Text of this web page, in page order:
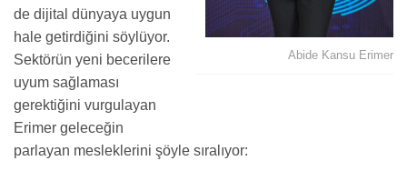
Abide Kansu Erimer
de dijital dünyaya uygun
hale getirdiğini söylüyor.
Sektörün yeni becerilere
uyum sağlaması
gerektiğini vurgulayan
Erimer geleceğin
parlayan mesleklerini şöyle sıralıyor: